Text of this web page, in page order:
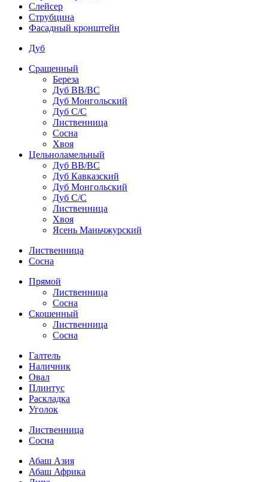
Слейсер
Струбцина
Фасадный кронштейн
Дуб
Сращенный
Береза
Дуб ВВ/ВС
Дуб Монгольский
Дуб С/С
Лиственница
Сосна
Хвоя
Цельноламельный
Дуб ВВ/ВС
Дуб Кавказский
Дуб Монгольский
Дуб С/С
Лиственница
Хвоя
Ясень Маньчжурский
Лиственница
Сосна
Прямой
Лиственница
Сосна
Скошенный
Лиственница
Сосна
Галтель
Наличник
Овал
Плинтус
Раскладка
Уголок
Лиственница
Сосна
Абаш Азия
Абаш Африка